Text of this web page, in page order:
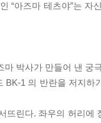
“아즈마 테츠야”는 자
마 박사가 만들어 낸 궁
BK-1 의 반란을 저지
뜨린다. 좌우의 허리